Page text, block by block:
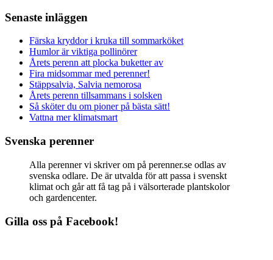
Senaste inläggen
Färska kryddor i kruka till sommarköket
Humlor är viktiga pollinörer
Årets perenn att plocka buketter av
Fira midsommar med perenner!
Stäppsalvia, Salvia nemorosa
Årets perenn tillsammans i solsken
Så sköter du om pioner på bästa sätt!
Vattna mer klimatsmart
Svenska perenner
Alla perenner vi skriver om på perenner.se odlas av
svenska odlare. De är utvalda för att passa i svenskt
klimat och går att få tag på i välsorterade plantskolor
och gardencenter.
Gilla oss på Facebook!